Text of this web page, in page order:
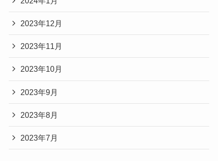
2023年12月
2023年11月
2023年10月
2023年9月
2023年8月
2023年7月